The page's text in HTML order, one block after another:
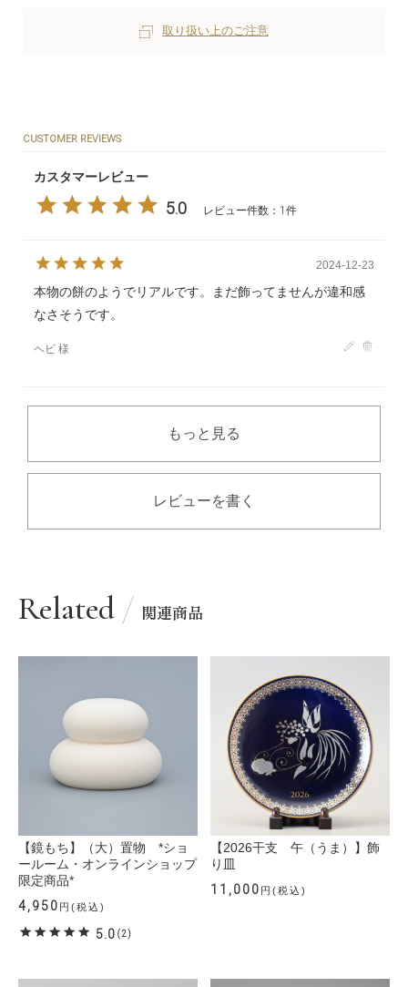
取り扱い上のご注意
CUSTOMER REVIEWS
カスタマーレビュー
5.0 レビュー件数：1件
2024-12-23
本物の餅のようでリアルです。まだ飾ってませんが違和感
なさそうです。
ヘビ 様
もっと見る
レビューを書く
Related 関連商品
【鏡もち】（大）置物 *ショ
ールーム・オンラインショップ
限定商品*
4,950 円(税込)
5.0 (2)
【2026干支 午（うま）】飾
り皿
11,000 円(税込)